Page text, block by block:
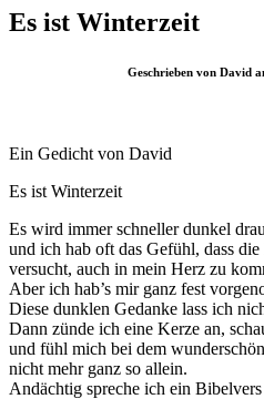
Es ist Winterzeit
Geschrieben von David
Ein Gedicht von David
Es ist Winterzeit
Es wird immer schneller dunkel
und ich hab oft das Gefühl, dass
versucht, auch in mein Herz zu
Aber ich hab’s mir ganz fest
Diese dunklen Gedanke lass ich
Dann zünde ich eine Kerze an,
und fühl mich bei dem
nicht mehr ganz so allein.
Andächtig spreche ich ein